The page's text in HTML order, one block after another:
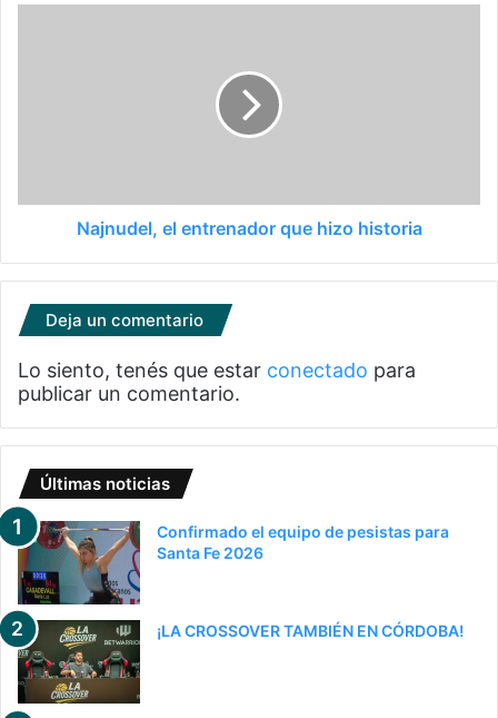
Najnudel, el entrenador que hizo historia
Deja un comentario
Lo siento, tenés que estar conectado para
publicar un comentario.
Últimas noticias
Confirmado el equipo de pesistas para
Santa Fe 2026
¡LA CROSSOVER TAMBIÉN EN CÓRDOBA!